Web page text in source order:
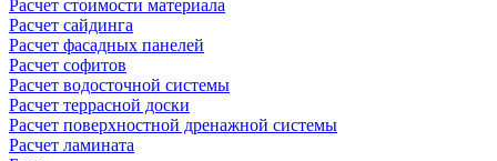
Расчет стоимости материала
Расчет сайдинга
Расчет фасадных панелей
Расчет софитов
Расчет водосточной системы
Расчет террасной доски
Расчет поверхностной дренажной системы
Расчет ламината